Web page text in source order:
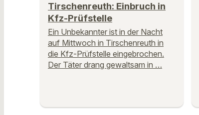
Tirschenreuth: Einbruch in
Kfz-Prüfstelle
Ein Unbekannter ist in der Nacht
auf Mittwoch in Tirschenreuth in
die Kfz-Prüfstelle eingebrochen.
Der Täter drang gewaltsam in …